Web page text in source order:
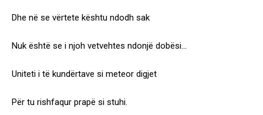
Dhe në se vërtete kështu ndodh sak
Nuk është se i njoh vetvehtes ndonjë dobësi…
Uniteti i të kundërtave si meteor digjet
Për tu rishfaqur prapë si stuhi.